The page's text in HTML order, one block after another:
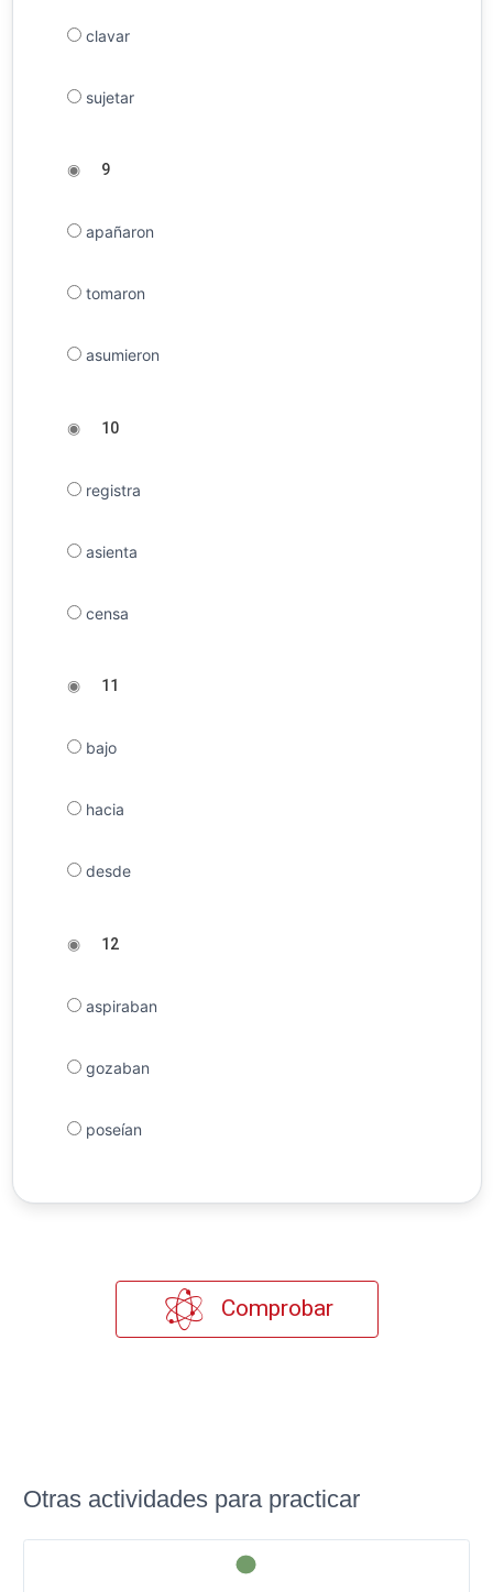
clavar
sujetar
◉ 9
apañaron
tomaron
asumieron
◉ 10
registra
asienta
censa
◉ 11
bajo
hacia
desde
◉ 12
aspiraban
gozaban
poseían
Comprobar
Otras actividades para practicar